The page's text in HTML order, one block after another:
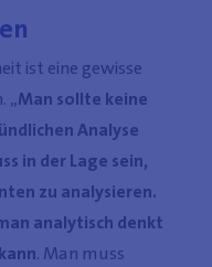
ist eine gewisse
„Man sollte keine
Analyse
in der Lage sein,
zu analysieren.
analytisch denkt
. Man muss